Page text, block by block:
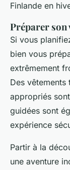
Finlande en
Préparer son
Si vous
bien vous
extrêmement
Des vêtements
appropriés
guidées sont
expérience
Partir à la
une aventure